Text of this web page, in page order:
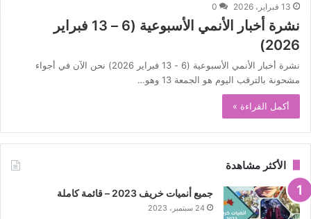
13 فبراير، 2026 0
نشرة أخبار الأنمي الأسبوعية (6 – 13 فبراير
2026)
نشرة أخبار الأنمي الأسبوعية (6 - 13 فبراير 2026) نحن الآن في أجواء
مشحونة بالترقب اليوم هو الجمعة 13 وهو…
أكمل القراءة »
الأكثر مشاهدة
جميع أنميات خريف 2023 – قائمة كاملة
24 سبتمبر، 2023